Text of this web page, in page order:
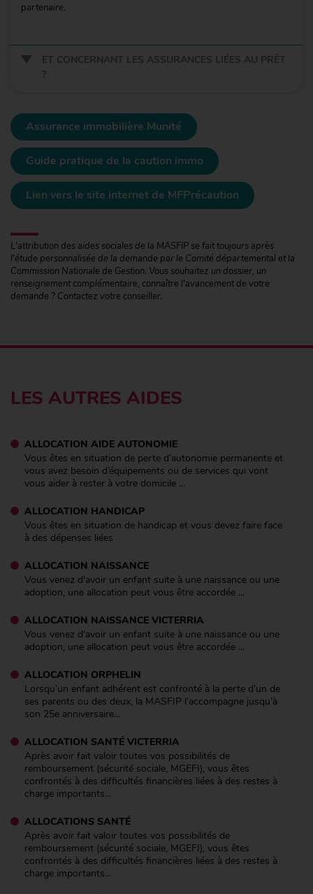
partenaire.
ET CONCERNANT LES ASSURANCES LIÉES AU PRÊT
?
Assurance immobilière Munité
Guide pratique de la caution immo
Lien vers le site internet de MFPrécaution
L'attribution des aides sociales de la MASFIP se fait toujours après
l'étude personnalisée de la demande par le Comité départemental et la
Commission Nationale de Gestion. Vous souhaitez un dossier, un
renseignement complémentaire, connaître l'avancement de votre
demande ? Contactez votre conseiller.
LES AUTRES AIDES
ALLOCATION AIDE AUTONOMIE
Vous êtes en situation de perte d’autonomie permanente et
vous avez besoin d’équipements ou de services qui vont
vous aider à rester à votre domicile ...
ALLOCATION HANDICAP
Vous êtes en situation de handicap et vous devez faire face
à des dépenses liées
ALLOCATION NAISSANCE
Vous venez d'avoir un enfant suite à une naissance ou une
adoption, une allocation peut vous être accordée ...
ALLOCATION NAISSANCE VICTERRIA
Vous venez d'avoir un enfant suite à une naissance ou une
adoption, une allocation peut vous être accordée ...
ALLOCATION ORPHELIN
Lorsqu’un enfant adhérent est confronté à la perte d’un de
ses parents ou des deux, la MASFIP l’accompagne jusqu’à
son 25e anniversaire...
ALLOCATION SANTÉ VICTERRIA
Après avoir fait valoir toutes vos possibilités de
remboursement (sécurité sociale, MGEFI), vous êtes
confrontés à des difficultés financières liées à des restes à
charge importants...
ALLOCATIONS SANTÉ
Après avoir fait valoir toutes vos possibilités de
remboursement (sécurité sociale, MGEFI), vous êtes
confrontés à des difficultés financières liées à des restes à
charge importants...